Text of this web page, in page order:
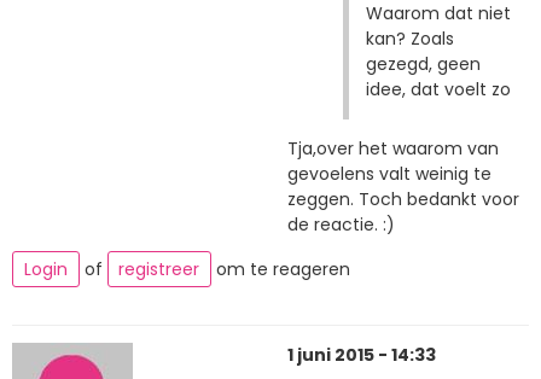
Waarom dat niet
kan? Zoals
gezegd, geen
idee, dat voelt zo
Tja,over het waarom van
gevoelens valt weinig te
zeggen. Toch bedankt voor
de reactie. :)
Login
of registreer om te reageren
1 juni 2015 - 14:33